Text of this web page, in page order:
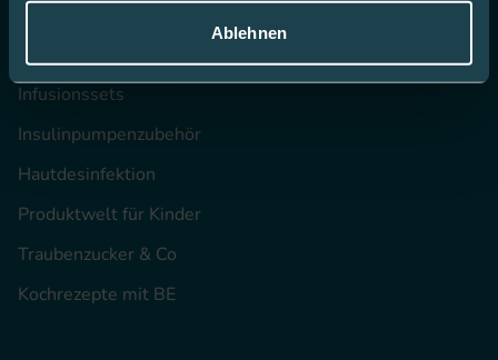
Ablehnen
Infusionssets
Insulinpumpenzubehör
Hautdesinfektion
Produktwelt für Kinder
Traubenzucker & Co
Kochrezepte mit BE